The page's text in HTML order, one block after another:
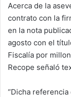
Acerca de la
contrato con la
en la nota
agosto con el
Fiscalía por
Recope señaló
“Dicha